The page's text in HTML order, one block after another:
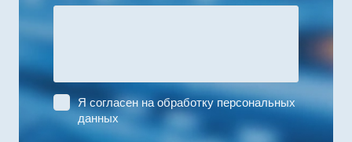
Я согласен на обработку персональных
данных